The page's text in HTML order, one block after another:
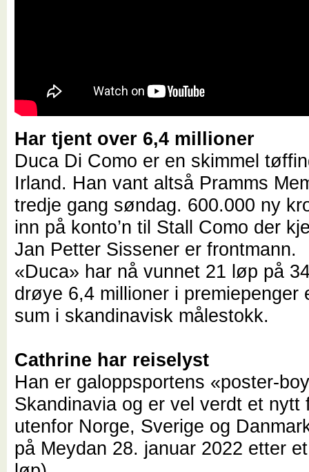
Har tjent over 6,4 millioner
Duca Di Como er en skimmel
Irland. Han vant altså Pramms
tredje gang søndag. 600.000 ny
inn på konto’n til Stall Como der
Jan Petter Sissener er frontmann.
«Duca» har nå vunnet 21 løp på
drøye 6,4 millioner i premiepenger
sum i skandinavisk målestokk.
Cathrine har reiselyst
Han er galoppsportens «poster-
Skandinavia og er vel verdt et nytt
utenfor Norge, Sverige og
på Meydan 28. januar 2022 etter